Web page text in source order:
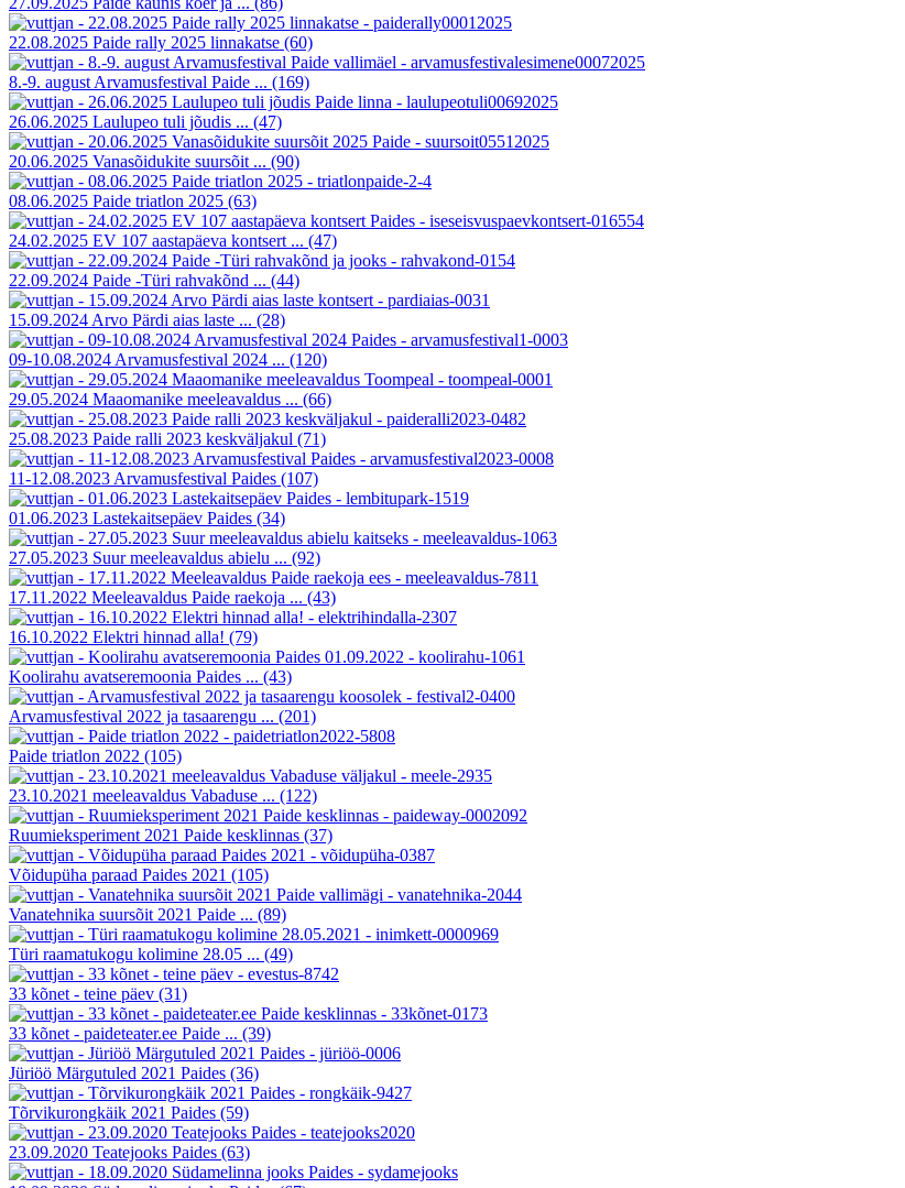
22.08.2025 Paide rally 2025 linnakatse (60)
8.-9. august Arvamusfestival Paide ... (169)
26.06.2025 Laulupeo tuli jõudis ... (47)
20.06.2025 Vanasõidukite suursõit ... (90)
08.06.2025 Paide triatlon 2025 (63)
24.02.2025 EV 107 aastapäeva kontsert ... (47)
22.09.2024 Paide -Türi rahvakõnd ... (44)
15.09.2024 Arvo Pärdi aias laste ... (28)
09-10.08.2024 Arvamusfestival 2024 ... (120)
29.05.2024 Maaomanike meeleavaldus ... (66)
25.08.2023 Paide ralli 2023 keskväljakul (71)
11-12.08.2023 Arvamusfestival Paides (107)
01.06.2023 Lastekaitsepäev Paides (34)
27.05.2023 Suur meeleavaldus abielu ... (92)
17.11.2022 Meeleavaldus Paide raekoja ... (43)
16.10.2022 Elektri hinnad alla! (79)
Koolirahu avatseremoonia Paides ... (43)
Arvamusfestival 2022 ja tasaarengu ... (201)
Paide triatlon 2022 (105)
23.10.2021 meeleavaldus Vabaduse ... (122)
Ruumieksperiment 2021 Paide kesklinnas (37)
Võidupüha paraad Paides 2021 (105)
Vanatehnika suursõit 2021 Paide ... (89)
Türi raamatukogu kolimine 28.05 ... (49)
33 kõnet - teine päev (31)
33 kõnet - paideteater.ee Paide ... (39)
Jüriöö Märgutuled 2021 Paides (36)
Tõrvikurongkäik 2021 Paides (59)
23.09.2020 Teatejooks Paides (63)